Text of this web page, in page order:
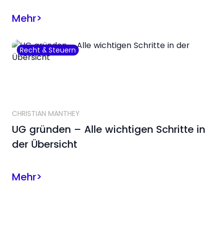
Mehr>
Recht & Steuern
CHRISTIAN MANTHEY
UG gründen – Alle wichtigen Schritte in
der Übersicht
Mehr>